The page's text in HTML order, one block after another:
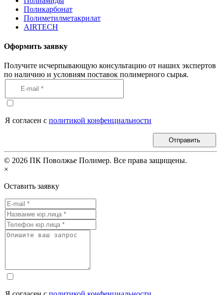
Поликарбонат
Полиметилметакрилат
AIRTECH
Оформить заявку
Получите исчерпывающую консультацию от наших экспертов
по наличию и условиям поставок полимерного сырья.
Я согласен с политикой конфенциальности
Отправить
© 2026 ПК Поволжье Полимер. Все права защищены.
×
Оставить заявку